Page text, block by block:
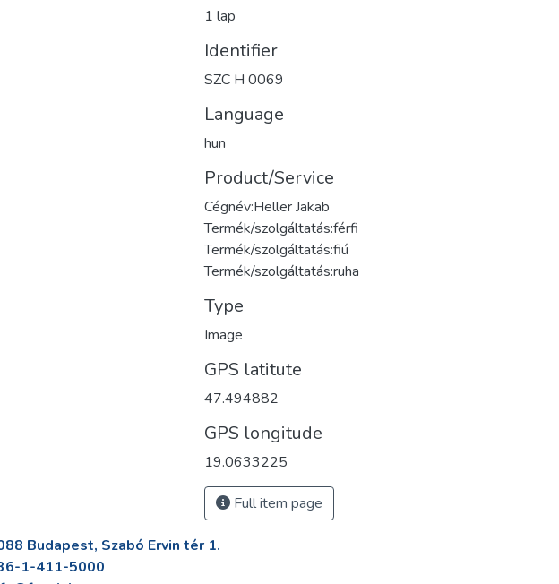
1 lap
Identifier
SZC H 0069
Language
hun
Product/Service
Cégnév:Heller Jakab
Termék/szolgáltatás:férfi
Termék/szolgáltatás:fiú
Termék/szolgáltatás:ruha
Type
Image
GPS latitute
47.494882
GPS longitude
19.0633225
Full item page
Budapest, Szabó Ervin tér 1.
1-411-5000